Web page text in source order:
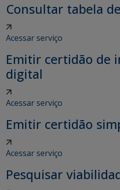
Consultar tabela
Acessar serviço
Emitir certidão de
digital
Acessar serviço
Emitir certidão
Acessar serviço
Pesquisar